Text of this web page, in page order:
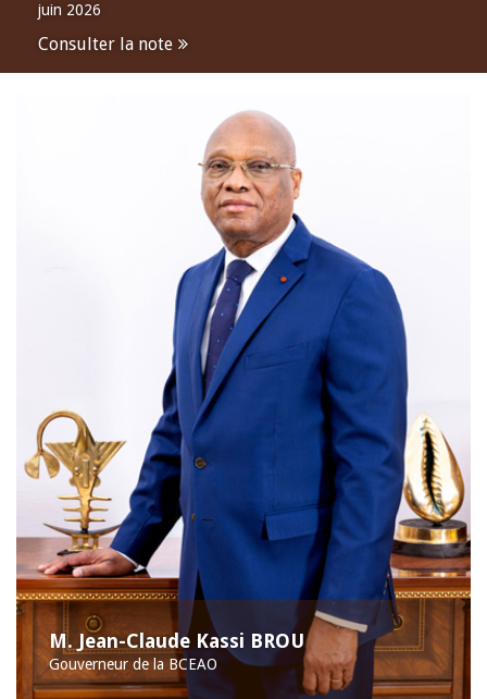
juin 2026
Consulter la note
M. Jean-Claude Kassi BROU
Gouverneur de la BCEAO